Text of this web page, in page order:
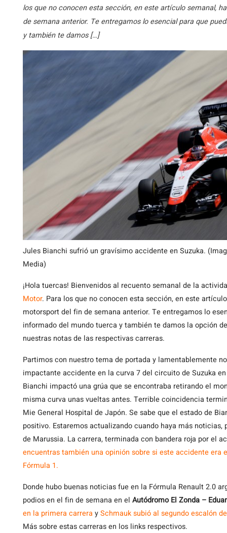
los que no conocen esta sección, en este artículo semanal,
de semana anterior. Te entregamos lo esencial para que
y también te damos […]
Jules Bianchi sufrió un gravísimo accidente en Suzuka.
Media)
¡Hola tuercas! Bienvenidos al recuento semanal de la
Motor. Para los que no conocen esta sección, en este
motorsport del fin de semana anterior. Te entregamos lo
informado del mundo tuerca y también te damos la opción
nuestras notas de las respectivas carreras.
Partimos con nuestro tema de portada y lamentablemente
impactante accidente en la curva 7 del circuito de Suzuka
Bianchi impactó una grúa que se encontraba retirando el
misma curva unas vueltas antes. Terrible coincidencia
Mie General Hospital de Japón. Se sabe que el estado de
positivo. Estaremos actualizando cuando haya más
de Marussia. La carrera, terminada con bandera roja por el
encuentras también una opinión sobre si este accidente
Fórmula 1.
Donde hubo buenas noticias fue en la Fórmula Renault 2.0
podios en el fin de semana en el Autódromo El Zonda –
en la primera carrera ySchmauk subió al segundo escalón
Más sobre estas carreras en los links respectivos.